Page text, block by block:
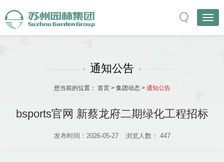
通知公告
您当前的位置： 首页> 集团动态> 通知公告
bsports官网 新蔡龙府二期绿化工程招标
发布时间：2026-05-27 浏览人数： 447